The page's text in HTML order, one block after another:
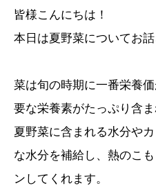
皆様こんにちは！
本日は夏野菜についてお話
菜は旬の時期に一番栄養
要な栄養素がたっぷり含ま
夏野菜に含まれる水分や
な水分を補給し、熱のこ
ンしてくれます。